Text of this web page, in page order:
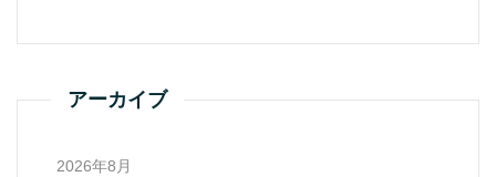
アーカイブ
2026年8月